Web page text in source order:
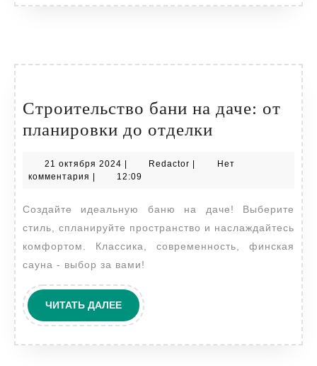
Строительство бани на даче: от
планировки до отделки
на
от
планировки
21 октября 2024 21
октября
Redactor Redactor
Нет
комментария
12:09
Создайте идеальную баню на даче! Выберите
стиль, спланируйте пространство и наслаждайтесь
комфортом. Классика, современность, финская
сауна - выбор за вами!
ЧИТАТЬ ДАЛЕЕЧИТАТЬ
ДАЛЕЕ